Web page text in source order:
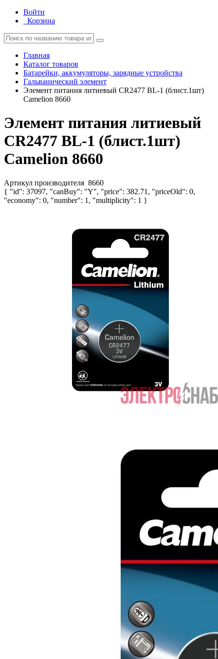
Войти
Корзина
Главная
Каталог товаров
Батарейки, аккумуляторы, зарядные устройства
Гальванический элемент
Элемент питания литиевый CR2477 BL-1 (блист.1шт)
Camelion 8660
Элемент питания литиевый
CR2477 BL-1 (блист.1шт)
Camelion 8660
Артикул производителя 8660
{ "id": 37097, "canBuy": "Y", "price": 382.71, "priceOld": 0,
"economy": 0, "number": 1, "multiplicity": 1 }